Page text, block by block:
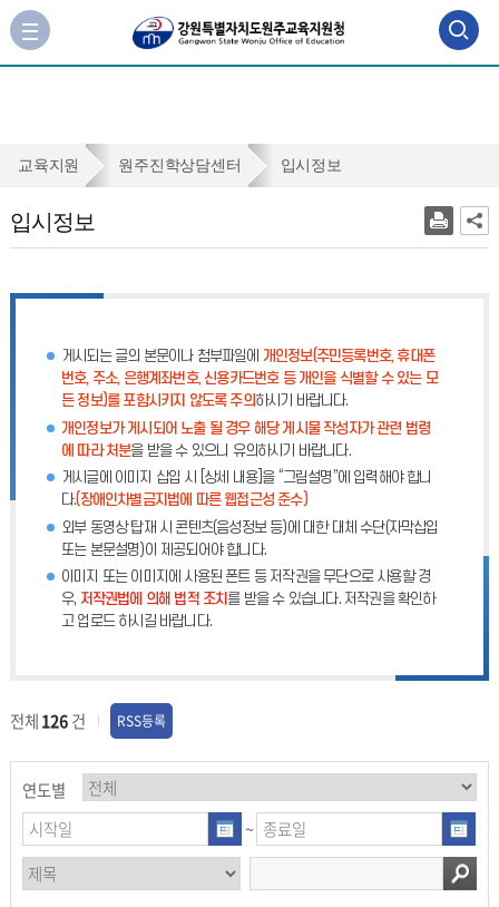
검
색
기
사
이
가
입
정
교육지원 원주진학상담센터 입시정보
입시정보
게시되는 글의 본문이나 첨부파일에 개인정보(주민등록번호, 휴대폰
번호, 주소, 은행계좌번호, 신용카드번호 등 개인을 식별할 수 있는 모
든 정보)를 포함시키지 않도록 주의하시기 바랍니다.
개인정보가 게시되어 노출 될 경우 해당 게시물 작성자가 관련 법령
에 따라 처분을 받을 수 있으니 유의하시기 바랍니다.
게시글에 이미지 삽입 시 [상세 내용]을 “그림설명”에 입력해야 합니
다.(장애인차별금지법에 따른 웹접근성 준수)
외부 동영상 탑재 시 콘텐츠(음성정보 등)에 대한 대체 수단(자막삽입
또는 본문설명)이 제공되어야 합니다.
이미지 또는 이미지에 사용된 폰트 등 저작권을 무단으로 사용할 경
우, 저작권법에 의해 법적 조치 를 받을 수 있습니다. 저작권을 확인하
고 업로드 하시길 바랍니다.
전체126건 RSS등록
연도별
~